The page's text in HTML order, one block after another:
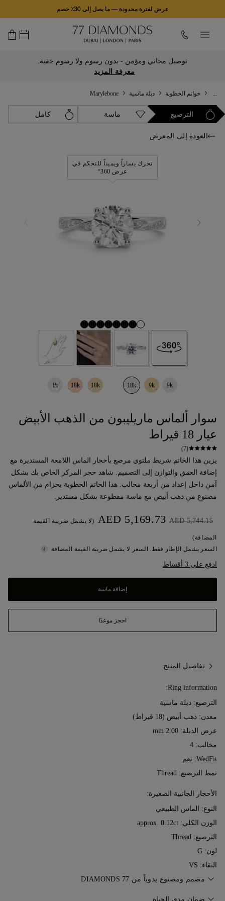
عرض لفترة محدودة —ما يصل إلى 30٪ خصم
توصيل مجاني ومؤمن - بدون رسوم ولا رسوم خفية.
معرفة المزيد
خواتم الخطوبة دبلة ماسية Marylebone
الترصيع ماسة كامل
العودة إلى المعرض
تحرك يساراً ويميناً للتحكم في
عرض 360°
9k
9k
18k
18k
18k
Pt
سوار ألماس ماريليبون من الذهب الأبيض
عيار 18 قيراط
(7)
يزين هذا الخاتم شريط ملتوي مرصع بأحجار الماس اللامعة المستديرة مع
إضافة العمق والتوازن إلى التصميم. شاهد حجر المركز الخاص بك بشكل
آمن داخل إعداد من أربعة مخالب. هذا الخاتم الخطوبة بحزام من الألماس
مصنوع من ذهب أبيض مع ماسة مقطوعة بشكل مستدير.
AED 5,744.15
AED 5,169.73 (لا يشمل ضريبة القيمة
المضافة)
السعر يشمل الإطار فقط. السعر لا يشمل ضريبة القيمة المضافة
ادفع على 3 أقساط
إضافة ماسة
احجز موعدًا
تفاصيل المنتج
Ring information:
الترصيع: دبلة ماسية
معدن: ذهب أبيض (18 قيراط)
عرض الدبلة: 2.00 mm
مخالب: 4
WedFit: نعم
نمط الترصيع: Thread
الأحجار الجانبية الصغيرة:
النوع: الماس الطبيعي
الوزن الكلي: approx. 0.12ct
الترصيع: Thread
لون: G
النقاء: VS
مصمم ومصنوع يدوياً من 77 DIAMONDS
ضمان مدى الحياة